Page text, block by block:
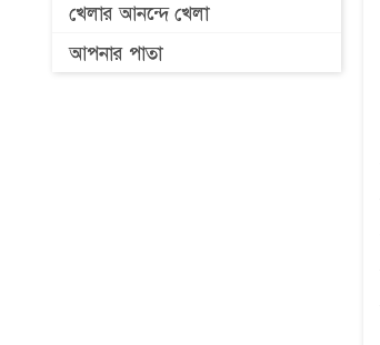
খেলার আনন্দে খেলা
আপনার পাতা